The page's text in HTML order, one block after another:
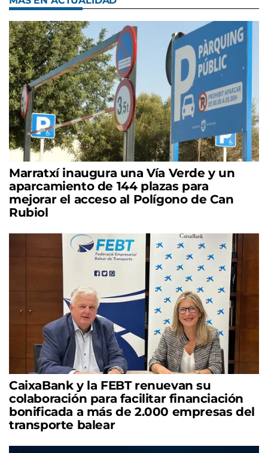
Marratxí inaugura una Vía Verde y un
aparcamiento de 144 plazas para
mejorar el acceso al Polígono de Can
Rubiol
CaixaBank y la FEBT renuevan su
colaboración para facilitar financiación
bonificada a más de 2.000 empresas del
transporte balear